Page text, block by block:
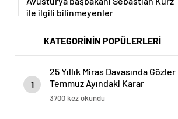
ile ilgili bilinmeyenler
KATEGORİNİN POPÜLERLERİ
1
25 Yıllık Miras Davasında Gözler
Temmuz Ayındaki Karar
Duruşmasına Çevrildi
3700 kez okundu